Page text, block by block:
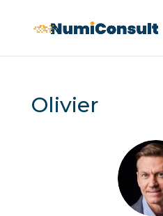
Olivier